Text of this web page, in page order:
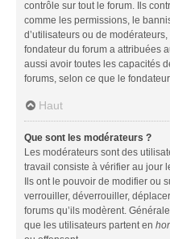
contrôle sur tout le forum. Ils
comme les permissions, le
d’utilisateurs ou de
fondateur du forum a attribuées
aussi avoir toutes les capacités
forums, selon ce que le
Haut
Que sont les modérateurs ?
Les modérateurs sont des
travail consiste à vérifier au jour
Ils ont le pouvoir de modifier ou
verrouiller, déverrouiller,
forums qu’ils modèrent.
que les utilisateurs partent en